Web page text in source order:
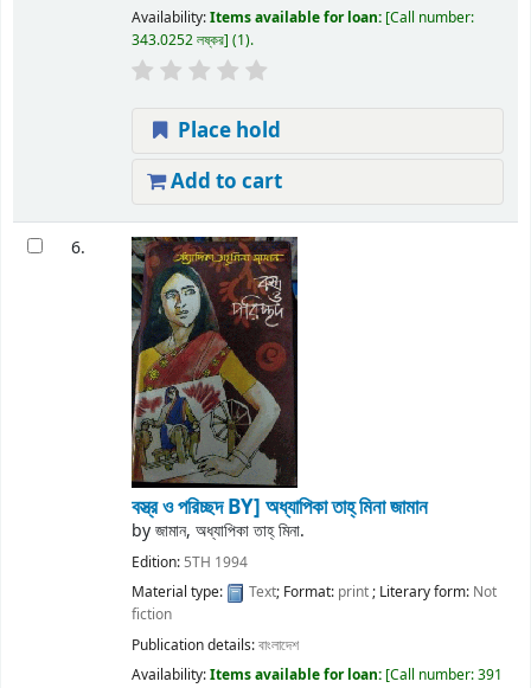
Availability:Items available for loan: Call number:
343.0252 লষ্কর (1).
Place hold
Add to cart
6.
বস্ত্র ও পরিচ্ছদBY] অধ্যাপিকা তাহ্ মিনা জামান
byজামান, অধ্যাপিকা তাহ্ মিনা.
Edition: 5TH 1994
Material type:
Text; Format: print; Literary form: Not
fiction
Publication details:বাংলাদেশ
Availability:Items available for loan: Call number:391